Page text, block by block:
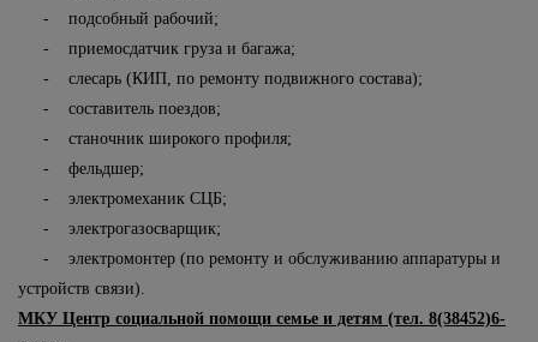
- подсобный рабочий;
- приемосдатчик груза и багажа;
- слесарь (КИП, по ремонту подвижного состава);
- составитель поездов;
- станочник широкого профиля;
- фельдшер;
- электромеханик СЦБ;
- электрогазосварщик;
- электромонтер (по ремонту и обслуживанию аппаратуры и
устройств связи).
МКУ Центр социальной помощи семье и детям (тел. 8(38452)6-